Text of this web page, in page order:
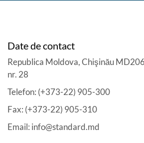
Date de contact
Republica Moldova, Chişinău
nr. 28
Telefon: (+373-22) 905-300
Fax: (+373-22) 905-310
Email: info@standard.md